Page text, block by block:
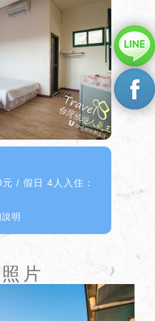
/ 假日 4人入住：
元 / 5月~8月 3
明
片